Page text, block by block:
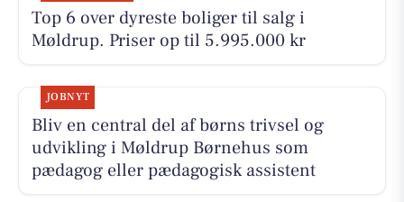
Top 6 over dyreste boliger til salg i
Møldrup. Priser op til 5.995.000 kr
JOBNYT
Bliv en central del af børns trivsel og
udvikling i Møldrup Børnehus som
pædagog eller pædagogisk assistent